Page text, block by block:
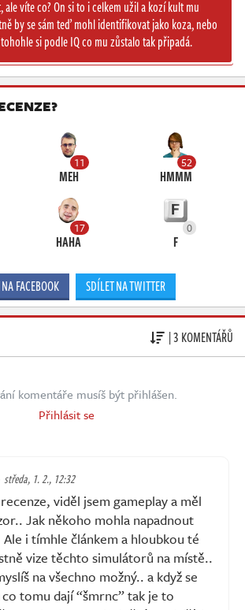
víte co? On si to i celkem užil a kozí kult mu
by se sám teď mohl identifikovat jako koza, nebo
si podle IQ co mu zůstalo tak připadá.
11
MEH
52
HMMM
17
HAHA
0
F
FACEBOOK SDÍLET NA TWITTER
| 3 KOMENTÁŘŮ
komentáře musíš být přihlášen.
Přihlásit se
středa, 1. 2., 12:32
viděl jsem gameplay a měl
Jak někoho mohla napadnout
i tímhle článkem a hloubkou té
vize těchto simulátorů na místě..
na všechno možný.. a když se
tomu dají “šmrnc” tak je to